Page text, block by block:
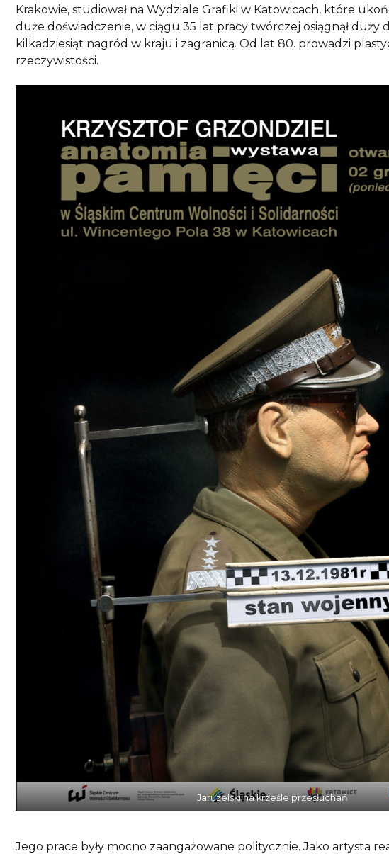
Krakowie, studiował na Wydziale Grafiki w Katowicach, które
duże doświadczenie, w ciągu 35 lat pracy twórczej osiągnął duży
kilkadziesiąt nagród w kraju i zagranicą. Od lat 80. prowadzi
rzeczywistości.
Jaruzelski na krześle przesłuchań
Jego prace były mocno zaangażowane politycznie. Jako artysta